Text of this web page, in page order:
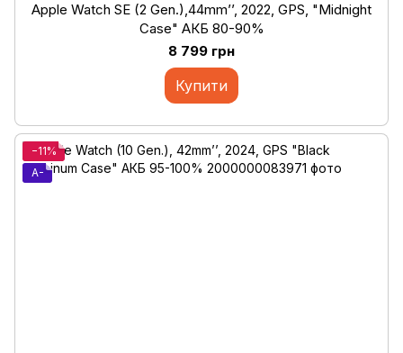
Apple Watch SE (2 Gen.),44mm’’, 2022, GPS, "Midnight
Case" АКБ 80-90%
8 799 грн
Купити
−11%
A-